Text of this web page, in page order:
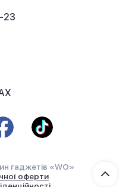
23
гаджетів «WO»
оферти